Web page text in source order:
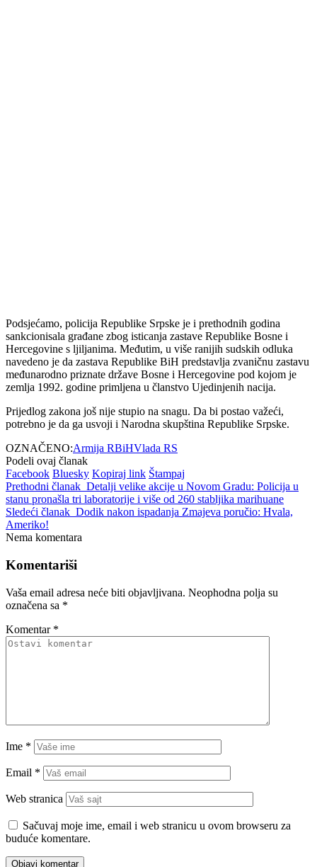
Podsjećamo, policija Republike Srpske je i prethodnih godina
sankcionisala građane zbog isticanja zastave Republike Bosne i
Hercegovine s ljiljanima. Međutim, u više ranijih sudskih odluka
navedeno je da zastava Republike BiH predstavlja zvaničnu zastavu
međunarodno priznate države Bosne i Hercegovine pod kojom je
zemlja 1992. godine primljena u članstvo Ujedinjenih nacija.
Prijedlog zakona još nije stupio na snagu. Da bi postao važeći,
potrebno je da ga usvoji i Narodna skupština Republike Srpske.
OZNAČENO:Armija RBiHVlada RS
Podeli ovaj članak
Facebook Bluesky Kopiraj link Štampaj
Prethodni članak Detalji velike akcije u Novom Gradu: Policija u
stanu pronašla tri laboratorije i više od 260 stabljika marihuane
Sledeći članak Dodik nakon ispadanja Zmajeva poručio: Hvala,
Ameriko!
Nema komentara
Komentariši
Vaša email adresa neće biti objavljivana. Neophodna polja su
označena sa *
Komentar *
Ime *
Email *
Web stranica
Sačuvaj moje ime, email i web stranicu u ovom browseru za
buduće komentare.